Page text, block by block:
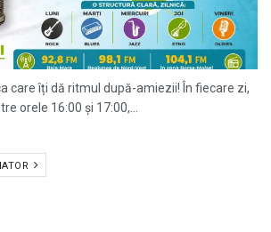
care îți dă ritmul după-amiezii! În fiecare zi,
orele 16:00 și 17:00,...